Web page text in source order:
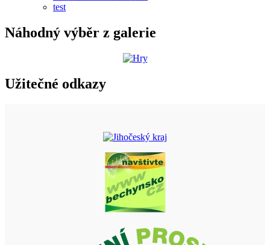
test
Náhodný výběr z galerie
Užitečné odkazy